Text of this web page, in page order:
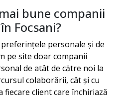
bune companii
Focsani?
personale și de
pe site doar companii
de atât de către noi la
colaborării, cât și cu
client care închiriază